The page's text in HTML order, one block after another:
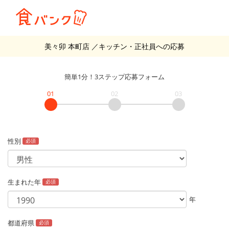
美々卯 本町店 ／キッチン・正社員への応募
簡単1分！3ステップ応募フォーム
01
02 03
性別 必須
生まれた年 必須
年
都道府県 必須